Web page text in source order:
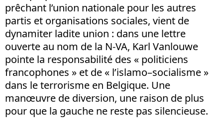
prêchant l’union nationale pour les autres
partis et organisations sociales, vient de
dynamiter ladite union : dans une lettre
ouverte au nom de la N-VA, Karl Vanlouwe
pointe la responsabilité des « politiciens
francophones » et de « l’islamo–socialisme »
dans le terrorisme en Belgique. Une
manœuvre de diversion, une raison de plus
pour que la gauche ne reste pas silencieuse.